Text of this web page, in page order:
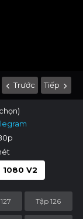
Trước Tiếp
1080 V2
Tập 126